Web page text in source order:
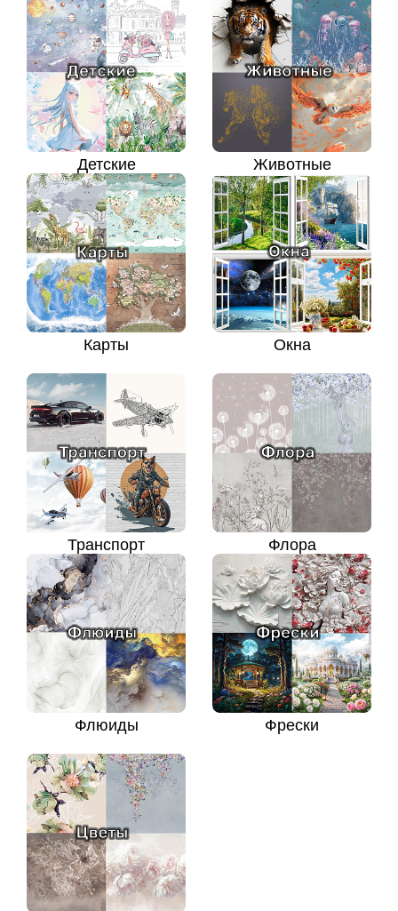
Детские Животные
Карты Окна
Транспорт Флора
Флюиды Фрески